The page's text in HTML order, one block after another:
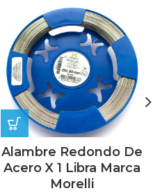
Alambre Redondo De
Acero X 1 Libra Marca
Morelli